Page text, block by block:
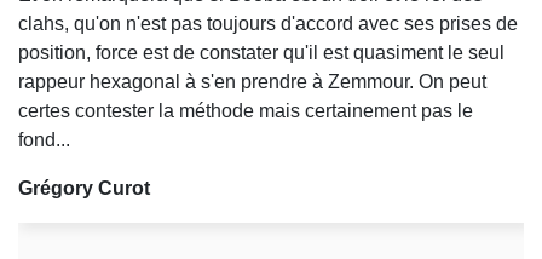
clahs, qu'on n'est pas toujours d'accord avec ses prises de
position, force est de constater qu'il est quasiment le seul
rappeur hexagonal à s'en prendre à Zemmour. On peut
certes contester la méthode mais certainement pas le
fond...
Grégory Curot